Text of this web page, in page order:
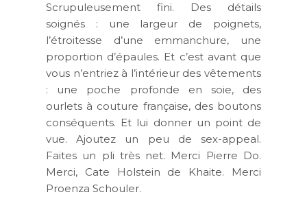
Scrupuleusement fini. Des détails
soignés : une largeur de poignets,
l’étroitesse d’une emmanchure, une
proportion d’épaules. Et c’est avant que
vous n’entriez à l’intérieur des vêtements
: une poche profonde en soie, des
ourlets à couture française, des boutons
conséquents. Et lui donner un point de
vue. Ajoutez un peu de sex-appeal.
Faites un pli très net. Merci Pierre Do.
Merci, Cate Holstein de Khaite. Merci
Proenza Schouler.